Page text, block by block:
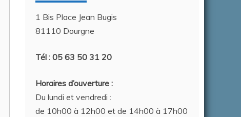
1 Bis Place Jean Bugis
81110 Dourgne
Tél : 05 63 50 31 20
Horaires d’ouverture :
Du lundi et vendredi :
de 10h00 à 12h00 et de 14h00 à 17h00